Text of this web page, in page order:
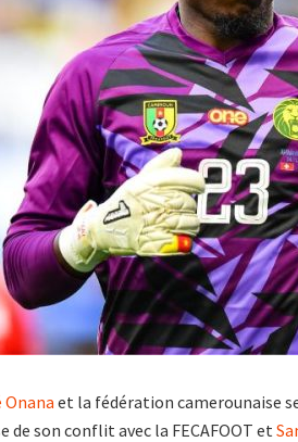
Onana et la fédération camerounaise
de son conflit avec la FECAFOOT et